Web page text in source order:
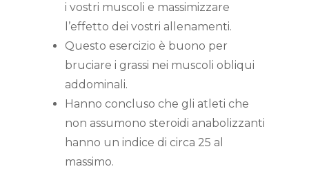
i vostri muscoli e massimizzare
l’effetto dei vostri allenamenti.
Questo esercizio è buono per
bruciare i grassi nei muscoli obliqui
addominali.
Hanno concluso che gli atleti che
non assumono steroidi anabolizzanti
hanno un indice di circa 25 al
massimo.